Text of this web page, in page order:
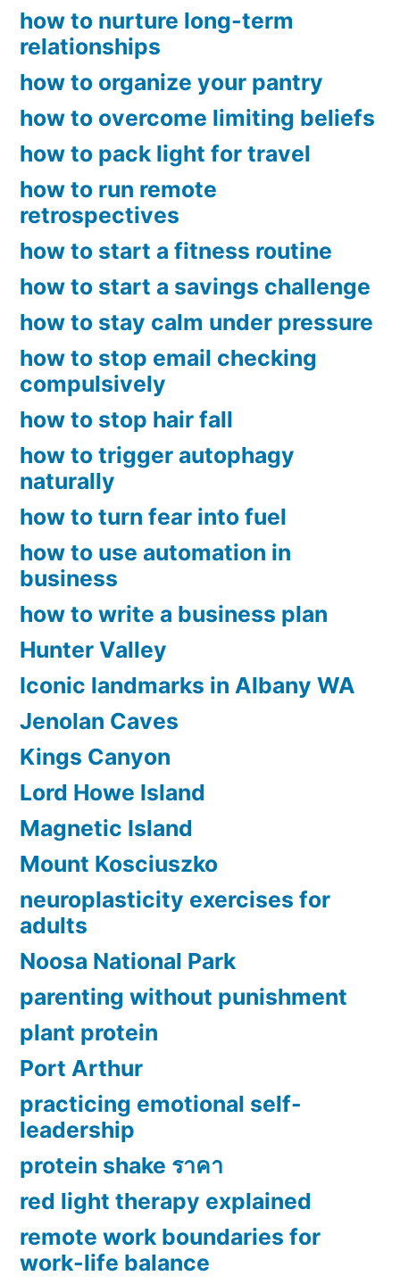
how to nurture long-term
relationships
how to organize your pantry
how to overcome limiting beliefs
how to pack light for travel
how to run remote
retrospectives
how to start a fitness routine
how to start a savings challenge
how to stay calm under pressure
how to stop email checking
compulsively
how to stop hair fall
how to trigger autophagy
naturally
how to turn fear into fuel
how to use automation in
business
how to write a business plan
Hunter Valley
Iconic landmarks in Albany WA
Jenolan Caves
Kings Canyon
Lord Howe Island
Magnetic Island
Mount Kosciuszko
neuroplasticity exercises for
adults
Noosa National Park
parenting without punishment
plant protein
Port Arthur
practicing emotional self-
leadership
protein shake ราคา
red light therapy explained
remote work boundaries for
work-life balance